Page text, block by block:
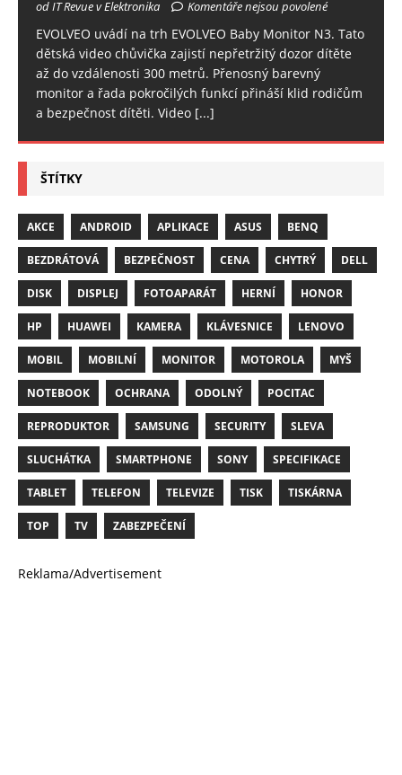
od IT Revue v Elektronika Komentáře nejsou povolené
EVOLVEO uvádí na trh EVOLVEO Baby Monitor N3. Tato
dětská video chůvička zajistí nepřetržitý dozor dítěte
až do vzdálenosti 300 metrů. Přenosný barevný
monitor a řada pokročilých funkcí přináší klid rodičům
a bezpečnost dítěti. Video [...]
ŠTÍTKY
AKCE ANDROID APLIKACE ASUS BENQ
BEZDRÁTOVÁ BEZPEČNOST CENA CHYTRÝ DELL
DISK DISPLEJ FOTOAPARÁT HERNÍ HONOR
HP HUAWEI KAMERA KLÁVESNICE LENOVO
MOBIL MOBILNÍ MONITOR MOTOROLA MYŠ
NOTEBOOK OCHRANA ODOLNÝ POCITAC
REPRODUKTOR SAMSUNG SECURITY SLEVA
SLUCHÁTKA SMARTPHONE SONY SPECIFIKACE
TABLET TELEFON TELEVIZE TISK TISKÁRNA
TOP TV ZABEZPEČENÍ
Reklama/Advertisement